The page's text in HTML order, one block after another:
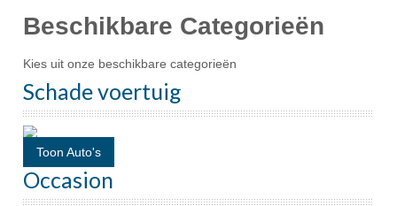
Auto's
Scooters en Fietsen
ONDERDELEN
OVERIGE SERVICES
Onderhoud
Beschikbare Categorieën
Kies uit onze beschikbare categorieën
Schade voertuig
Toon Auto's
Occasion